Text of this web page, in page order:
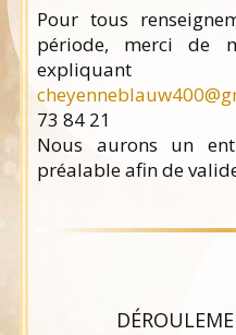
Pour tous
période, merci de
expliquant
73 84 21
Nous aurons un
préalable afin de